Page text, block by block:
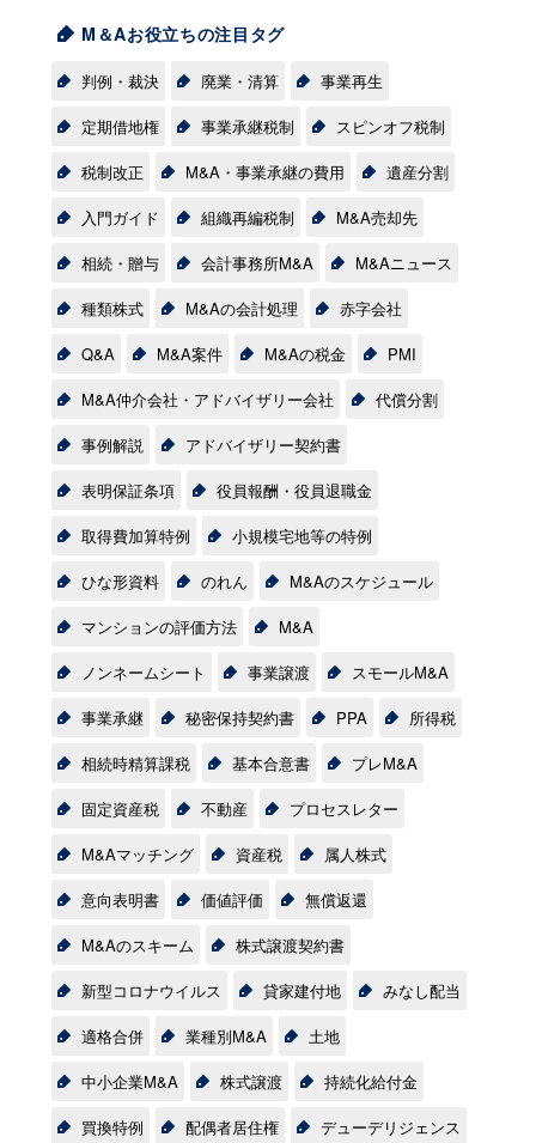
M＆Aお役立ちの注目タグ
判例・裁決 廃業・清算
事業再生
定期借地権
事業承継税制
スピンオフ税制
税制改正
M&A・事業承継の費用
遺産分割
入門ガイド
組織再編税制
M&A売却先
相続・贈与
会計事務所M&A
M&Aニュース
種類株式
M&Aの会計処理
赤字会社
Q&A
M&A案件 M&Aの税金
PMI
M&A仲介会社・アドバイザリー会社
代償分割
事例解説
アドバイザリー契約書
表明保証条項
役員報酬・役員退職金
取得費加算特例
小規模宅地等の特例
ひな形資料
のれん
M&Aのスケジュール
マンションの評価方法
M&A
ノンネームシート
事業譲渡
スモールM&A
事業承継
秘密保持契約書 PPA
所得税
相続時精算課税
基本合意書
プレM&A
固定資産税
不動産
プロセスレター
M&Aマッチング
資産税
属人株式
意向表明書
価値評価
無償返還
M&Aのスキーム
株式譲渡契約書
新型コロナウイルス
貸家建付地
みなし配当
適格合併
業種別M&A
土地
中小企業M&A
株式譲渡
持続化給付金
買換特例
配偶者居住権 デューデリジェンス